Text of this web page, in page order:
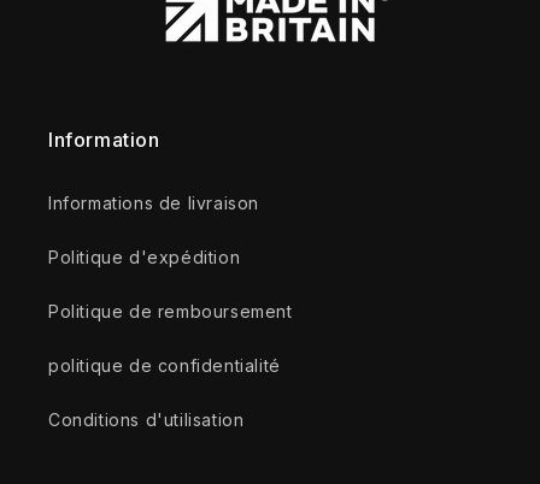
Information
Informations de livraison
Politique d'expédition
Politique de remboursement
politique de confidentialité
Conditions d'utilisation